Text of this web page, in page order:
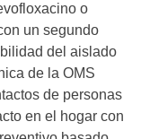
o
un segundo
del aislado
de la OMS
de personas
en el hogar con